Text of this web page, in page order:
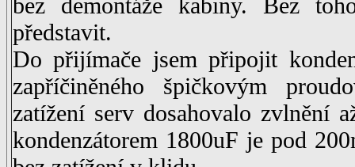
bez demontáže kabiny. Bez
představit.
Do přijímače jsem připojit
zapříčiněného špičkovým
zatížení serv dosahovalo zvlnění
kondenzátorem 1800uF je pod